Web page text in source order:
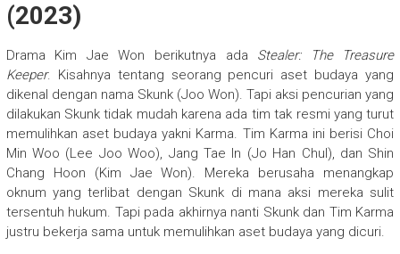
(2023)
Drama Kim Jae Won berikutnya ada Stealer: The Treasure
Keeper. Kisahnya tentang seorang pencuri aset budaya yang
dikenal dengan nama Skunk (Joo Won). Tapi aksi pencurian yang
dilakukan Skunk tidak mudah karena ada tim tak resmi yang turut
memulihkan aset budaya yakni Karma. Tim Karma ini berisi Choi
Min Woo (Lee Joo Woo), Jang Tae In (Jo Han Chul), dan Shin
Chang Hoon (Kim Jae Won). Mereka berusaha menangkap
oknum yang terlibat dengan Skunk di mana aksi mereka sulit
tersentuh hukum. Tapi pada akhirnya nanti Skunk dan Tim Karma
justru bekerja sama untuk memulihkan aset budaya yang dicuri.